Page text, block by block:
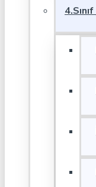
4.Sınıf